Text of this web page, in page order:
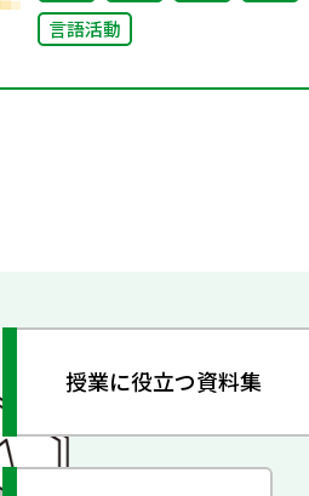
言語活動
授業に役立つ資料集